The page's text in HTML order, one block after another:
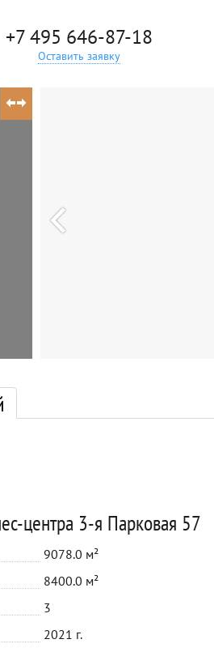
+7 495 646-87-18
Оставить заявку
центра 3-я Парковая 57
9078.0 м²
8400.0 м²
3
2021 г.